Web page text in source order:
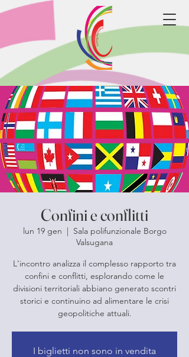
Confini e conflitti
lun 19 gen
  |
Sala polifunzionale Borgo
Valsugana
L'incontro analizza il complesso rapporto tra
confini e conflitti, esplorando come le
divisioni territoriali abbiano generato scontri
storici e continuino ad alimentare le crisi
geopolitiche attuali.
I biglietti non sono in vendita